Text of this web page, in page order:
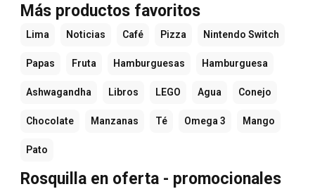
Más productos favoritos
Lima Noticias Café Pizza Nintendo Switch
Papas Fruta Hamburguesas Hamburguesa
Ashwagandha Libros LEGO Agua Conejo
Chocolate Manzanas Té Omega 3 Mango
Pato
Rosquilla en oferta - promocionales